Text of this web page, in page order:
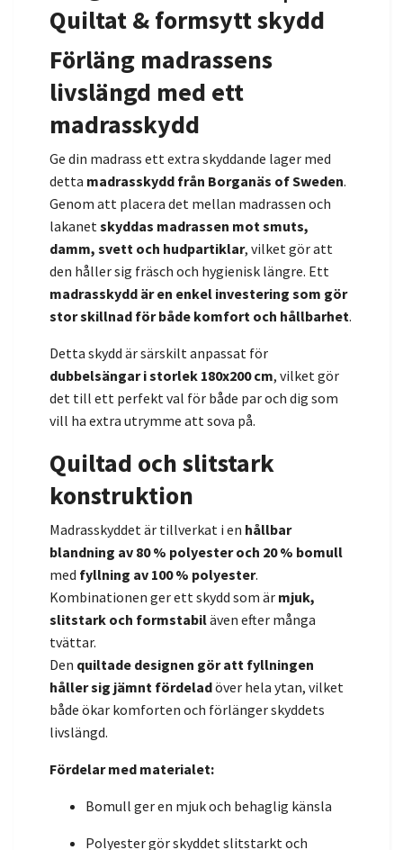
Quiltat & formsytt skydd
Förläng madrassens
livslängd med ett
madrasskydd
Ge din madrass ett extra skyddande lager med
detta madrasskydd från Borganäs of Sweden.
Genom att placera det mellan madrassen och
lakanetskyddas madrassen mot smuts,
damm, svett och hudpartiklar, vilket gör att
den håller sig fräsch och hygienisk längre. Ett
madrasskydd är en enkel investering som gör
stor skillnad för både komfort och hållbarhet.
Detta skydd är särskilt anpassat för
dubbelsängar i storlek 180x200 cm, vilket gör
det till ett perfekt val för både par och dig som
vill ha extra utrymme att sova på.
Quiltad och slitstark
konstruktion
Madrasskyddet är tillverkat i en hållbar
blandning av 80 % polyester och 20 % bomull
med fyllning av 100 % polyester.
Kombinationen ger ett skydd som är mjuk,
slitstark och formstabiläven efter många
tvättar.
Den quiltade designen gör att fyllningen
håller sig jämnt fördeladöver hela ytan, vilket
både ökar komforten och förlänger skyddets
livslängd.
Fördelar med materialet:
Bomull ger en mjuk och behaglig känsla
Polyester gör skyddet slitstarkt och